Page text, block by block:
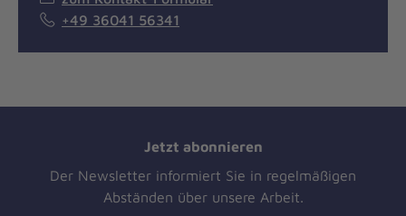
+49 36041 56341
Jetzt abonnieren
Der Newsletter informiert Sie in regelmäßigen
Abständen über unsere Arbeit.